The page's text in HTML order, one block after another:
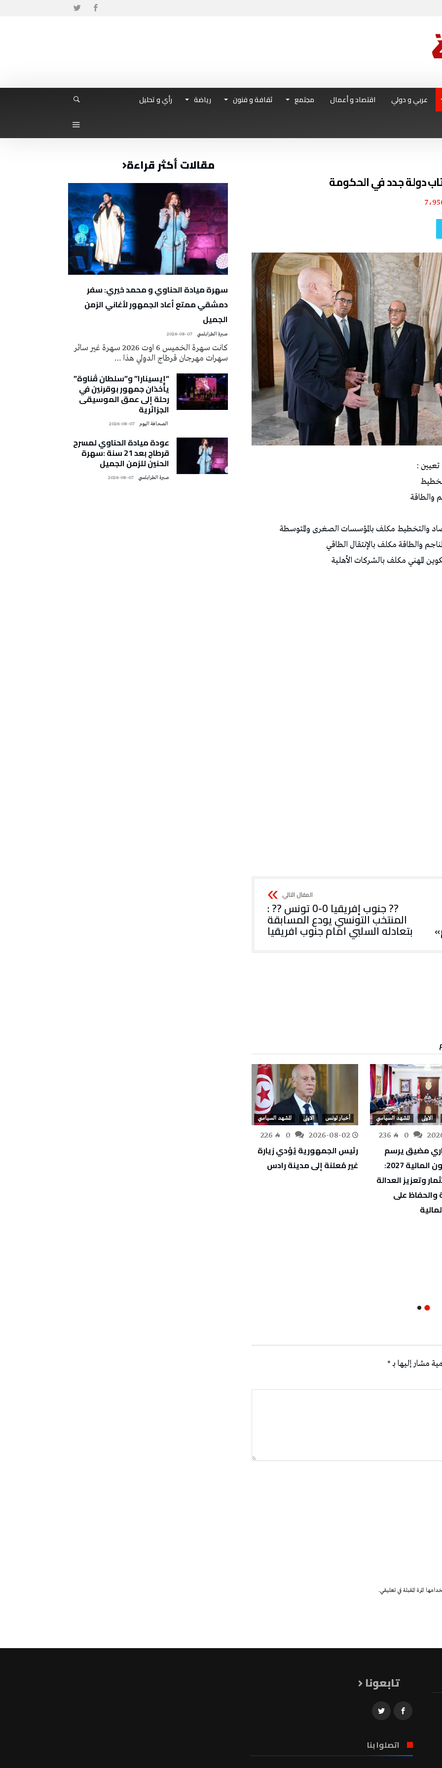
عربي و دولي اقتصاد و أعمال مجتمع ثقافة و فنون رياضة
رأي و تحليل
تعيين :
والطاقة
والتخطيط مكلف بالمؤسسات الصغرى والمتوسطة
والطاقة مكلف بالإنتقال الطاقي
المهني مكلف بالشركات الأهلية
?? جنوب إفريقيا 0-0 تونس ?? :
المنتخب التونسي يودع المسابقة
بتعادله السلبي امام جنوب افريقيا
الاولى المشهد السياسي
236
مضيق يرسم
ملامح قانون المالية 2027:
وتعزيز العدالة
والحفاظ على
أخبار تونس الاولى المشهد السياسي
2026-08-02
226
رئيس الجمهورية يُؤدي زيارة
غير مُعلنة إلى مدينة رادس
مشار إليها بـ*
المرة المقبلة في تعليقي.
مقالات أكثر قراءة
سهرة ميادة الحناوي و محمد خيري: سفر
دمشقي ممتع أعاد الجمهور لأغاني الزمن
الجميل
صبرة الطرابلسي 2026-08-07
كانت سهرة الخميس 6 اوت 2026 سهرة غير سائر
سهرات مهرجان قرطاج الدولي هذا …
“إيسينارا” و”سلطان ڤناوة”
يأخذان جمهور بوقرنين في
رحلة إلى عمق الموسيقى
الجزائرية
2026-08-07
عودة ميادة الحناوي لمسرح
قرطاج بعد 21 سنة :سهرة
الحنين للزمن الجميل
صبرة الطرابلسي 2026-08-07
تابعونا
اتصلوا بنا